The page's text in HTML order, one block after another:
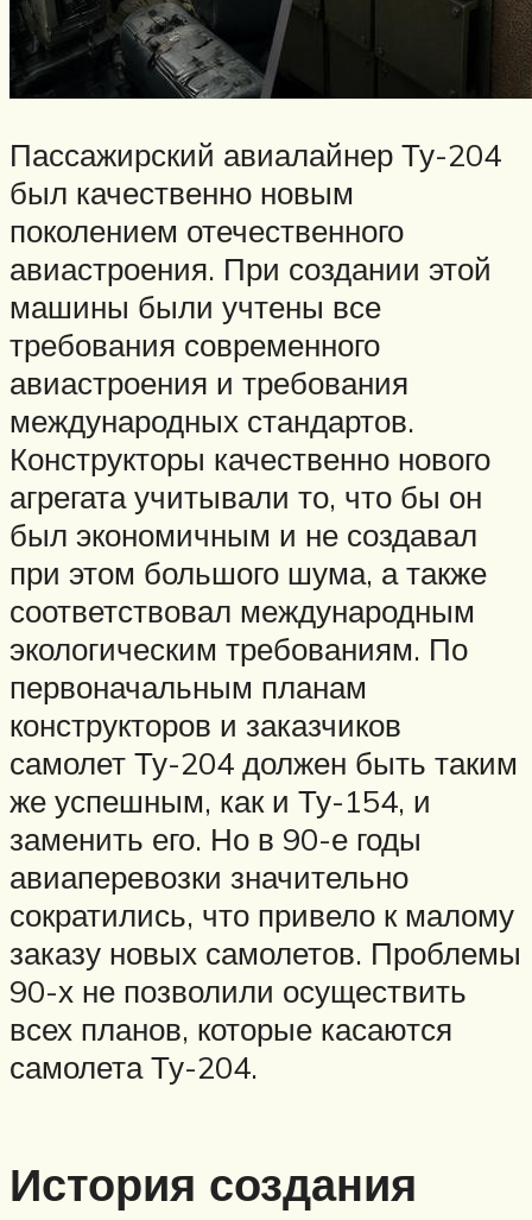
Пассажирский авиалайнер Ту-204
был качественно новым
поколением отечественного
авиастроения. При создании этой
машины были учтены все
требования современного
авиастроения и требования
международных стандартов.
Конструкторы качественно нового
агрегата учитывали то, что бы он
был экономичным и не создавал
при этом большого шума, а также
соответствовал международным
экологическим требованиям. По
первоначальным планам
конструкторов и заказчиков
самолет Ту-204 должен быть таким
же успешным, как и Ту-154, и
заменить его. Но в 90-е годы
авиаперевозки значительно
сократились, что привело к малому
заказу новых самолетов. Проблемы
90-х не позволили осуществить
всех планов, которые касаются
самолета Ту-204.
История создания